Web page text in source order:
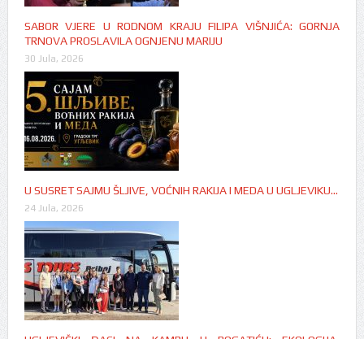
SABOR VJERE U RODNOM KRAJU FILIPA VIŠNJIĆA: GORNJA
TRNOVA PROSLAVILA OGNJENU MARIJU
30 Jula, 2026
U SUSRET SAJMU ŠLJIVE, VOĆNIH RAKIJA I MEDA U UGLJEVIKU…
24 Jula, 2026